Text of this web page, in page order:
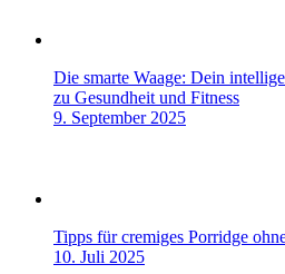
Die smarte Waage: Dein
zu Gesundheit und Fitness
9. September 2025
Tipps für cremiges Porridge
10. Juli 2025